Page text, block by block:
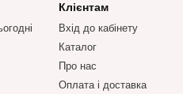
Клієнтам
Вхід до кабінету
Каталог
Про нас
Оплата і доставка